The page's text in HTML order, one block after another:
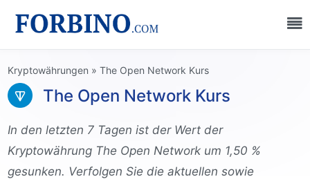
Kryptowährungen » The Open Network Kurs
The Open Network Kurs
In den letzten 7 Tagen ist der Wert der
Kryptowährung The Open Network um 1,50 %
gesunken. Verfolgen Sie die aktuellen sowie